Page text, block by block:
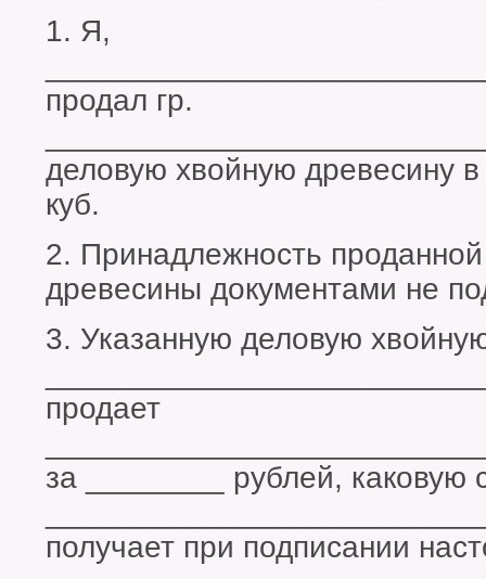
1. Я,
продал гр.
деловую хвойную древесину
куб.
2. Принадлежность
древесины документами не
3. Указанную деловую
продает
за ________ рублей, каковую
получает при подписании